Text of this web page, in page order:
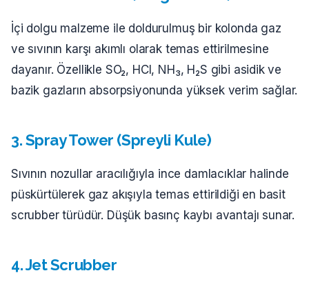
İçi dolgu malzeme ile doldurulmuş bir kolonda gaz
ve sıvının karşı akımlı olarak temas ettirilmesine
dayanır. Özellikle SO₂, HCl, NH₃, H₂S gibi asidik ve
bazik gazların absorpsiyonunda yüksek verim sağlar.
3. Spray Tower (Spreyli Kule)
Sıvının nozullar aracılığıyla ince damlacıklar halinde
püskürtülerek gaz akışıyla temas ettirildiği en basit
scrubber türüdür. Düşük basınç kaybı avantajı sunar.
4. Jet Scrubber